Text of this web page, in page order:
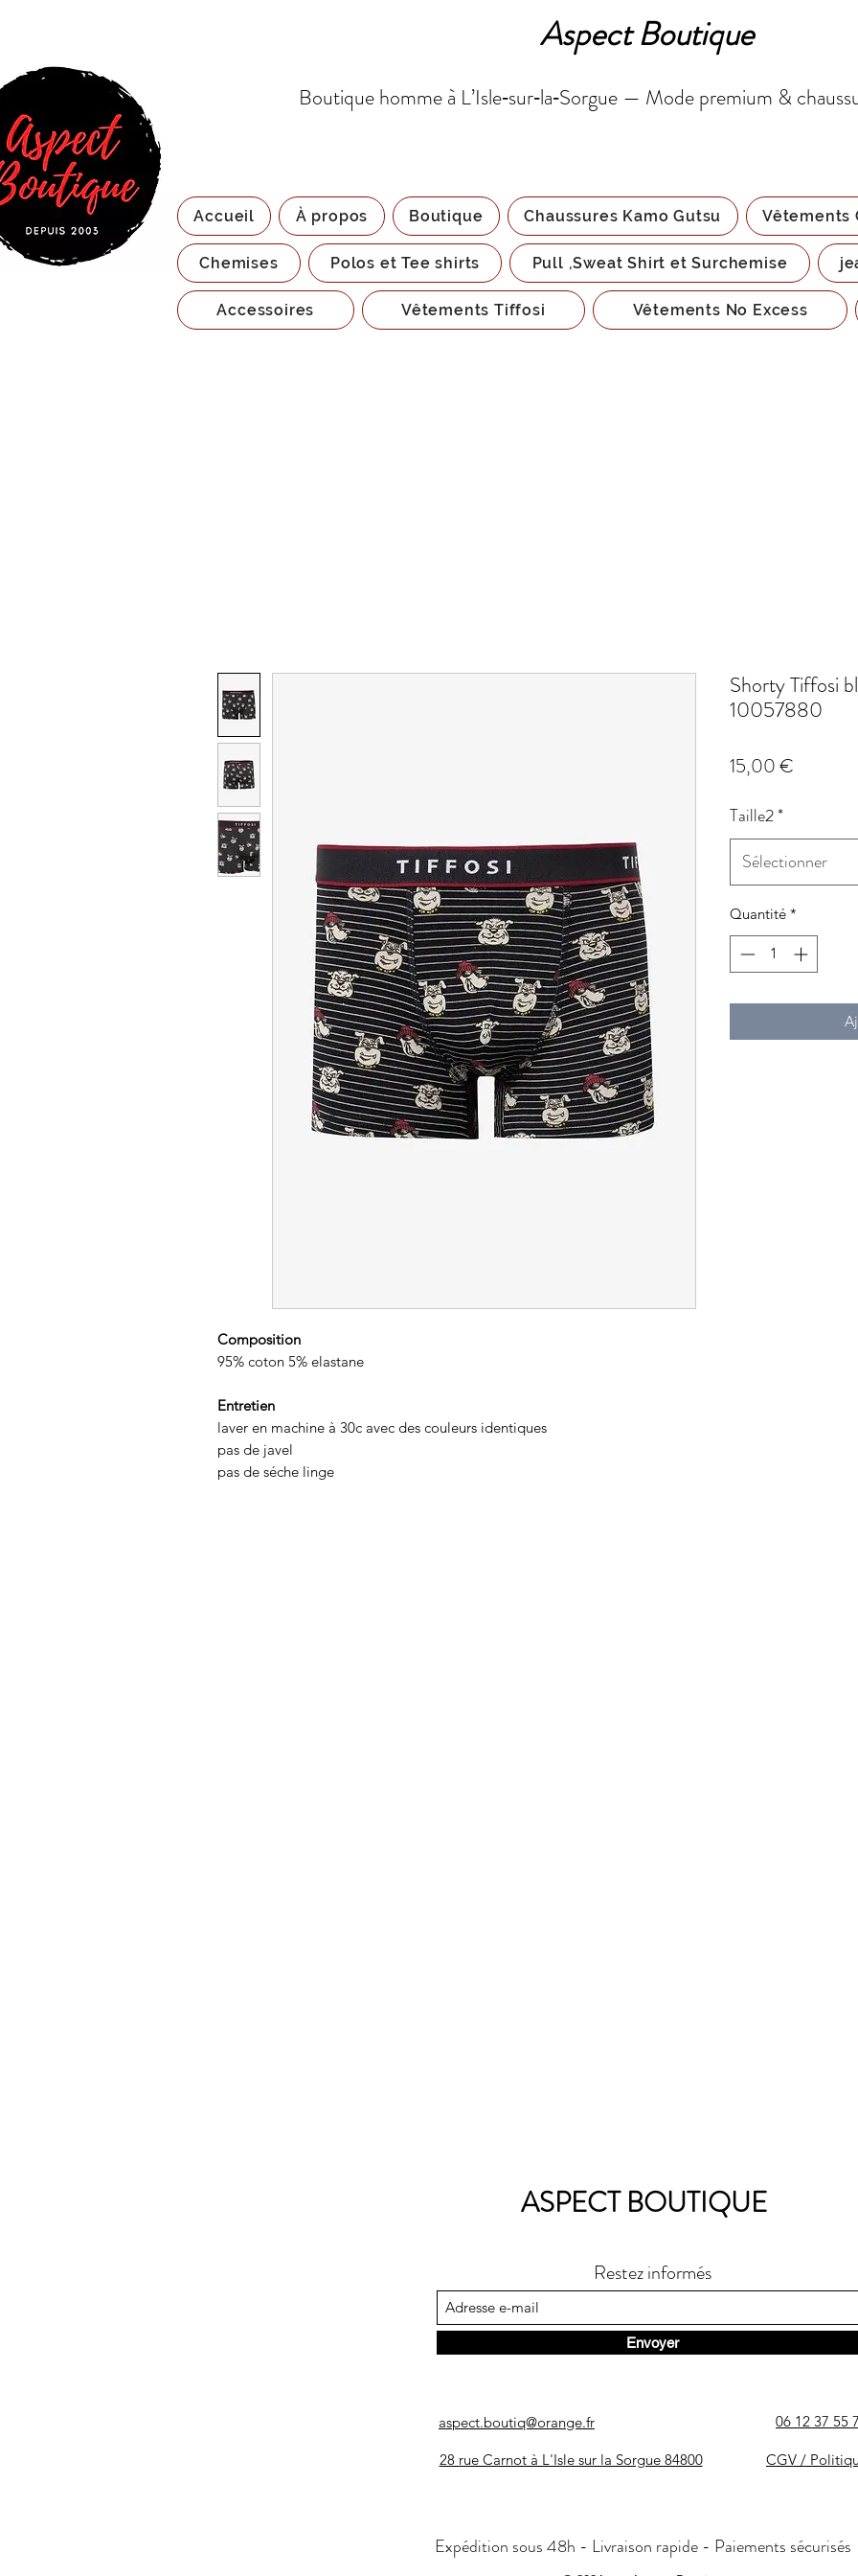
Aspect Boutique
Boutique homme à L’Isle‑sur‑la‑Sorgue — Mode premium &
Accueil À propos Boutique Chaussures Kamo Gutsu Vêtements
Chemises Polos et Tee shirts Pull ,Sweat Shirt et Surchemise
Accessoires Vêtements Tiffosi Vêtements No Excess
Composition
95% coton 5% elastane
Entretien
laver en machine à 30c avec des couleurs identiques
pas de javel
pas de séche linge
Shorty Tiffosi
10057880
15,00 €
Taille2*
Sélectionner
Quantité *
ASPECT BOUTIQUE
Restez informés
Envoyer
aspect.boutiq@orange.fr 06 12 37 55
28 rue Carnot à L'Isle sur la Sorgue 84800 CGV /
Expédition sous 48h - Livraison rapide - Paiements sécurisés